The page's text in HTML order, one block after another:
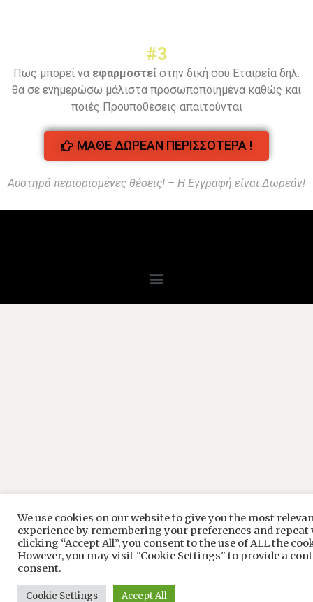
#3
Πως μπορεί να εφαρμοστεί στην δική σου Εταιρεία δηλ.
θα σε ενημερώσω μάλιστα προσωποποιημένα καθώς και
ποιές Προυποθέσεις απαιτούνται
ΜΑΘΕ ΔΩΡΕΑΝ ΠΕΡΙΣΣΟΤΕΡΑ !
Αυστηρά περιορισμένες θέσεις! – Η Εγγραφή είναι Δωρεάν!
We use cookies on our website to give you the most
experience by remembering your preferences and repeat
clicking “Accept All”, you consent to the use of ALL the
However, you may visit "Cookie Settings" to provide a
consent.
Cookie Settings Accept All